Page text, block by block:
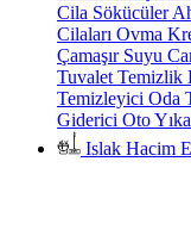
Cila Sökücüler
Cilaları Ovma
Çamaşır Suyu
Tuvalet Temizlik
Temizleyici Oda
Giderici Oto
Islak Hacim